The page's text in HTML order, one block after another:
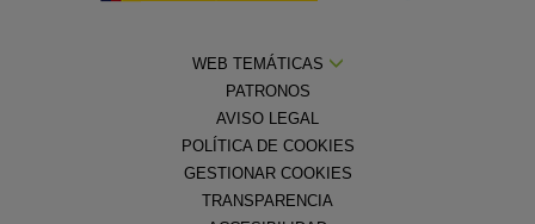
WEB TEMÁTICAS
PATRONOS
AVISO LEGAL
POLÍTICA DE COOKIES
GESTIONAR COOKIES
TRANSPARENCIA